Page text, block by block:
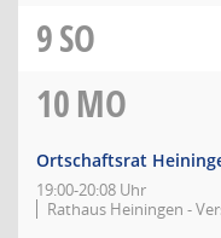
9SO
10MO
Ortschaftsrat
19:00-20:08 Uhr
Rathaus Heiningen -